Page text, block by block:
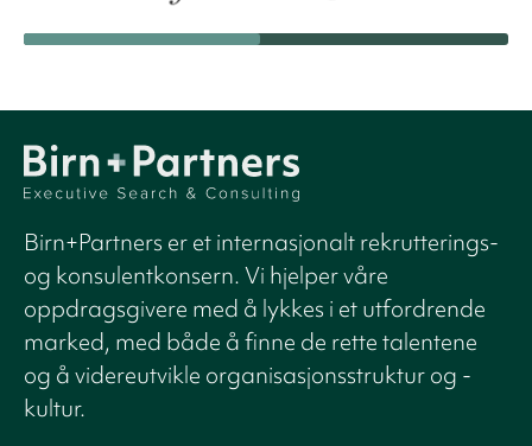
Birn+Partners er et internasjonalt rekrutterings-
og konsulentkonsern. Vi hjelper våre
oppdragsgivere med å lykkes i et utfordrende
marked, med både å finne de rette talentene
og å videreutvikle organisasjonsstruktur og -
kultur.